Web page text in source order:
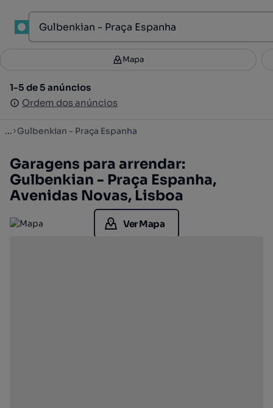
Filtros 3
1-5 de 5 anúncios
Ordem dos anúncios
Mapa
1-5 de 5 anúncios
Ordem dos anúncios
... Gulbenkian - Praça Espanha
Garagens para arrendar:
Gulbenkian - Praça Espanha,
Avenidas Novas, Lisboa
Ver Mapa